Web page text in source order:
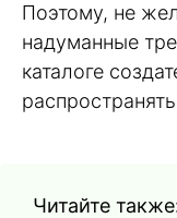
Поэтому, не
надуманные
каталоге
Читайте